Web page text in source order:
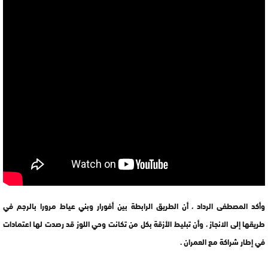
وأكد المصطفى الرداد ، أن الطريق الرابطة بين أفورار وبني عياط مرورا بالرجم في
طريقها إلى الانجاز ، وأن تبليط الأزقة بكل من تكانت وحي اللوز قد رصدت لها اعتمادات
في إطار شراكة مع العمران .